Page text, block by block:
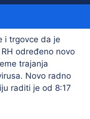
i trgovce da je
određeno novo
trajanja
Novo radno
raditi je od 8:17